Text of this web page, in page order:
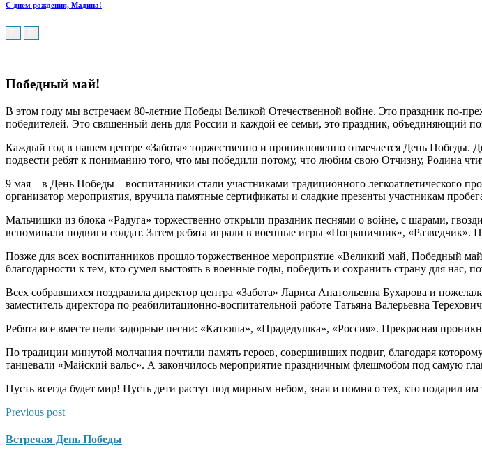
С днем рождения, Мадина!
Победный май!
В этом году мы встречаем 80-летние Победы Великой Отечественной войне. Это праздник по-
победителей. Это священный день для России и каждой ее семьи, это праздник, объединяющий
Каждый год в нашем центре «Забота» торжественно и проникновенно отмечается День Победы.
подвести ребят к пониманию того, что мы победили потому, что любим свою Отчизну, Родина
9 мая – в День Победы – воспитанники стали участниками традиционного легкоатлетического
организатор мероприятия, вручила памятные сертификаты и сладкие презенты участникам
Мальчишки из блока «Радуга» торжественно открыли праздник песнями о войне, с шарами,
вспоминали подвиги солдат. Затем ребята играли в военные игры «Пограничник», «Разведчик».
Позже для всех воспитанников прошло торжественное мероприятие «Великий май, Победный
благодарности к тем, кто сумел выстоять в военные годы, победить и сохранить страну для нас,
Всех собравшихся поздравила директор центра «Забота» Лариса Анатольевна Бухарова и
заместитель директора по реабилитационно-воспитательной работе Татьяна Валерьевна
Ребята все вместе пели задорные песни: «Катюша», «Прадедушка», «Россия». Прекрасная
По традиции минутой молчания почтили память героев, совершивших подвиг, благодаря
танцевали «Майский вальс». А закончилось мероприятие праздничным флешмобом под самую
Пусть всегда будет мир! Пусть дети растут под мирным небом, зная и помня о тех, кто подарил им
Previous post
Встречая День Победы